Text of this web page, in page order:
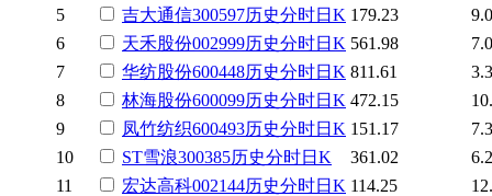
5
吉大通信300597历史分时日K 179.23
6
天禾股份002999历史分时日K 561.98
7
华纺股份600448历史分时日K 811.61
8
林海股份600099历史分时日K 472.15
9
凤竹纺织600493历史分时日K 151.17
10
ST雪浪300385历史分时日K 361.02
11
宏达高科002144历史分时日K 114.25